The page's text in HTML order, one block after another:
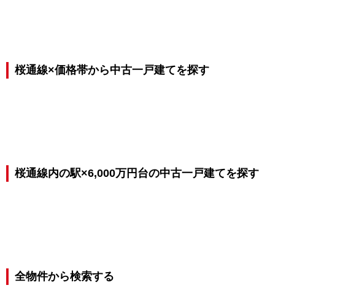
桜通線×価格帯から中古一戸建てを探す
桜通線内の駅×6,000万円台の中古一戸建てを探す
全物件から検索する